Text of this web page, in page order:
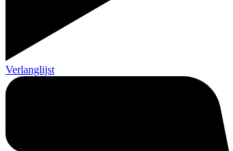
Verlanglijst